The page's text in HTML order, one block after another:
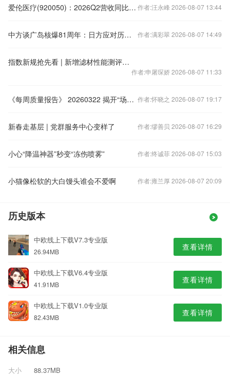
爱伦医疗(920050)：2026Q2营收同比+50% 绑定大客户+海外产能扩大支持公司成长 作者:汪永峰 2026-08-07 13:44
中方谈广岛核爆81周年：日方应对历史心怀敬畏 作者:满彩翠 2026-08-07 14:49
指数新规抢先看 | 新增滤材性能测评：筑牢座舱空气净化的核心屏障
作者:申屠琛娇 2026-08-07 11:33
《每周质量报告》 20260322 揭开“场导仪”真面目 作者:怀晓之 2026-08-07 19:17
新春走基层 | 党群服务中心变样了 作者:缪善贝 2026-08-07 16:29
小心“降温神器”秒变“冻伤喷雾” 作者:终诚菲 2026-08-07 15:03
小猫像松软的大白馒头谁会不爱啊 作者:雍兰厚 2026-08-07 20:09
历史版本
中欧线上下载V7.3专业版
26.94MB 查看详情
中欧线上下载V6.4专业版
41.91MB 查看详情
中欧线上下载V1.0专业版
82.43MB 查看详情
相关信息
大小
88.37MB